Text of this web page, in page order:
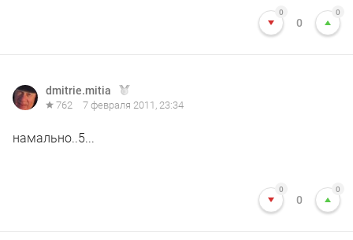
0
0
0
dmitrie.mitia
762 7 февраля 2011, 23:34
намально..5...
0
0
0